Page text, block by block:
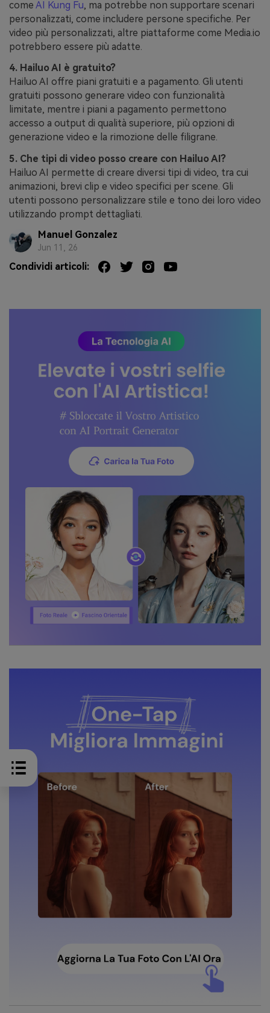
come AI Kung Fu, ma potrebbe non supportare scenari
personalizzati, come includere persone specifiche. Per
video più personalizzati, altre piattaforme come Media.io
potrebbero essere più adatte.
4. Hailuo AI è gratuito?
Hailuo AI offre piani gratuiti e a pagamento. Gli utenti
gratuiti possono generare video con funzionalità
limitate, mentre i piani a pagamento permettono
accesso a output di qualità superiore, più opzioni di
generazione video e la rimozione delle filigrane.
5. Che tipi di video posso creare con Hailuo AI?
Hailuo AI permette di creare diversi tipi di video, tra cui
animazioni, brevi clip e video specifici per scene. Gli
utenti possono personalizzare stile e tono dei loro video
utilizzando prompt dettagliati.
Manuel Gonzalez
Jun 11, 26
Condividi articoli: